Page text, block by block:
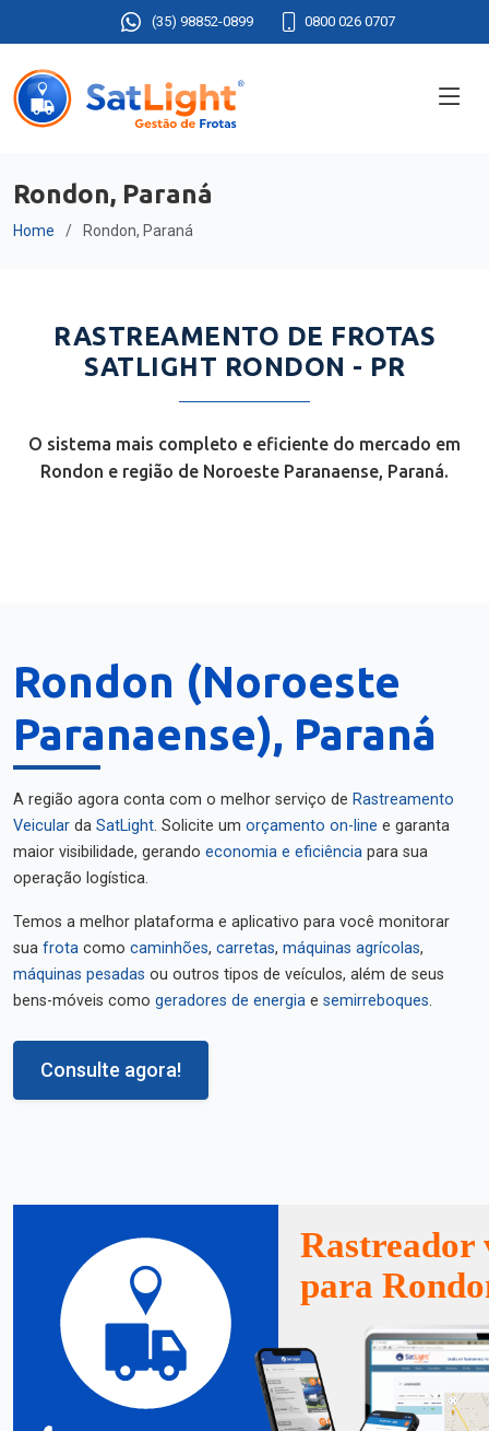
(35) 98852-0899 0800 026 0707
Rondon, Paraná
Home Rondon, Paraná
RASTREAMENTO DE FROTAS
SATLIGHT RONDON - PR
O sistema mais completo e eficiente do mercado em
Rondon e região de Noroeste Paranaense, Paraná.
Rondon (Noroeste
Paranaense), Paraná
A região agora conta com o melhor serviço de Rastreamento
Veicular da SatLight. Solicite um orçamento on-line e garanta
maior visibilidade, gerando economia e eficiência para sua
operação logística.
Temos a melhor plataforma e aplicativo para você monitorar
sua frota como caminhões, carretas, máquinas agrícolas,
máquinas pesadas ou outros tipos de veículos, além de seus
bens-móveis como geradores de energia e semirreboques.
Consulte agora!
Rastreador
para